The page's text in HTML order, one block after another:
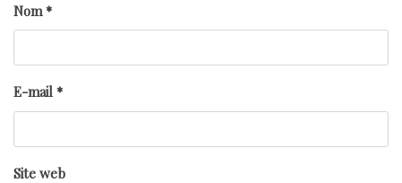
Nom *
E-mail *
Site web